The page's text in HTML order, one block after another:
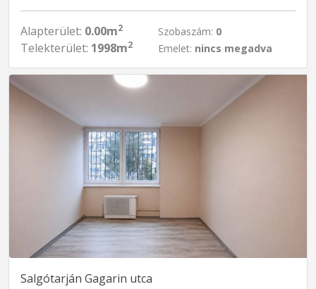
Alapterület: 0.00m2
Telekterület: 1998m2
Szobaszám: 0
Emelet: nincs megadva
Salgótarján Gagarin utca